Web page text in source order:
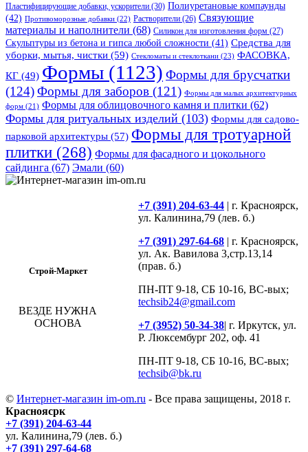
Пластифицирующие добавки, ускорители (30) Полиуретановые компаунды
(42) Противоморозные добавки (22) Растворители (26) Связующие
материалы и наполнители (68) Силикон для изготовления форм (27)
Скульптуры из бетона и гипса любой сложности (41) Средства для
уборки, мытья, чистки (59) Стекломаты и стеклоткани (23) ФАСОВКА,
КГ (49) Формы (1123) Формы для брусчатки
(124)Формы для заборов (121) Формы для малых архитектурных
форм (21) Формы для облицовочного камня и плитки (62)
Формы для ритуальных изделий (103) Формы для садово-
парковой архитектуры (57) Формы для тротуарной
плитки (268) Формы для фасадного и цокольного
сайдинга (67) Эмали (60)
Строй-Маркет
ВЕЗДЕ НУЖНА
ОСНОВА
+7 (391) 204-63-44 | г. Красноярск,
ул. Калинина,79 (лев. б.)
+7 (391) 297-64-68 | г. Красноярск,
ул. Ак. Вавилова 3,стр.13,14
(прав. б.)
ПН-ПТ 9-18, СБ 10-16, ВС-вых;
techsib24@gmail.com
+7 (3952) 50-34-38| г. Иркутск, ул.
Р. Люксембург 202, оф. 41
ПН-ПТ 9-18, СБ 10-16, ВС-вых;
techsib@bk.ru
© Интернет-магазин im-om.ru - Все права защищены, 2018 г.
Красноясрк
+7 (391) 204-63-44
ул. Калинина,79 (лев. б.)
+7 (391) 297-64-68